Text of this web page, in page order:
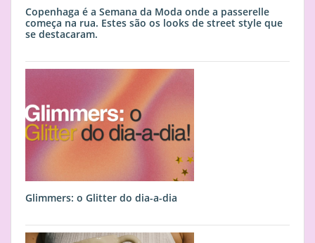
Copenhaga é a Semana da Moda onde a passerelle
começa na rua. Estes são os looks de street style que
se destacaram.
Glimmers: o Glitter do dia-a-dia